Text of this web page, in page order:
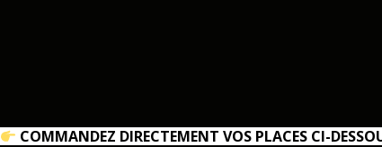
COMMANDEZ DIRECTEMENT VOS PLACES CI-